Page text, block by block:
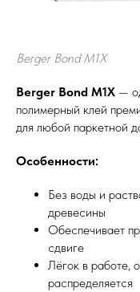
Berger Bond M1X
Berger Bond M1X —
полимерный клей
для любой паркетной
Особенности:
Без воды и
древесины
Обеспечивает
сдвиге
Лёгок в работе,
распределяется